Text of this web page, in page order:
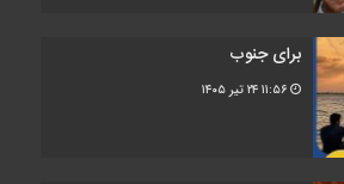
برای جنوب
۲۴ تیر ۱۴۰۵